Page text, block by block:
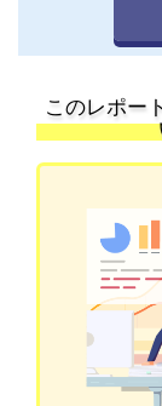
このレポー